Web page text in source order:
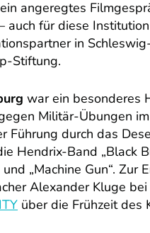
ein angeregtes
auch für diese
in
Stiftung.
war ein besonderes
Militär-Übungen
Führung durch das
Hendrix-Band „Black
und „Machine Gun“.
Alexander Kluge
über die Frühzeit des